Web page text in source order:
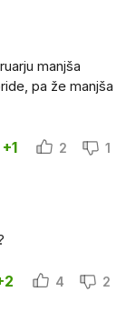
manjša
pa že manjša
+1 2 1
4 2